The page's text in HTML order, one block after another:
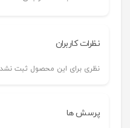
نظرات کاربران
نظری برای این محصول ثبت
پرسش ها